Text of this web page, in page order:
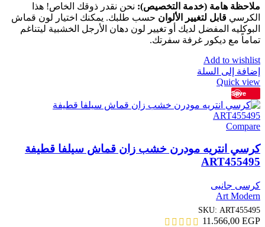
ملاحظة هامة (خدمة التخصيص): نحن نقدر ذوقك الخاص! هذا
الكرسي قابل لتغيير الألوان حسب طلبك. يمكنك اختيار لون قماش
البوكليه المفضل لديك أو تغيير لون دهان الأرجل الخشبية ليتناغم
تماماً مع ديكور غرفة سفرتك.
Add to wishlist
إضافة إلى السلة
Quick view
Save
Compare
كرسي انتريه مودرن خشب زان قماش سيلفا قطيفة
ART455495
كرسى جانبى
Art Modern
SKU: ART455495
11.566,00 EGP